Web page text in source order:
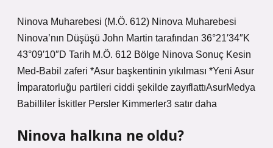
Ninova Muharebesi (M.Ö. 612) Ninova Muharebesi
Ninova’nın Düşüşü John Martin tarafından 36°21′34″K
43°09′10″D Tarih M.Ö. 612 Bölge Ninova Sonuç Kesin
Med-Babil zaferi *Asur başkentinin yıkılması *Yeni Asur
İmparatorluğu partileri ciddi şekilde zayıflattıAsurMedya
Babilliler İskitler Persler Kimmerler3 satır daha
Ninova halkına ne oldu?